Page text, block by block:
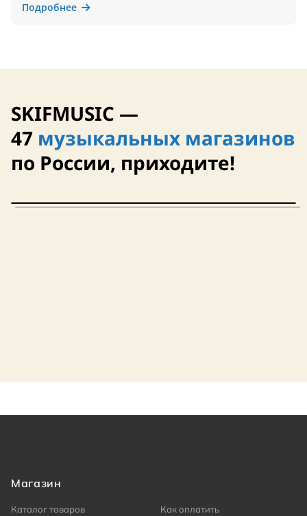
Подробнее
SKIFMUSIC —
47 музыкальных магазинов
по России, приходите!
Магазин
Каталог товаров
Как оплатить